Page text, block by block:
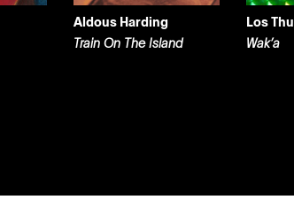
Aldous Harding
Train On The Island
Los
Wak’a